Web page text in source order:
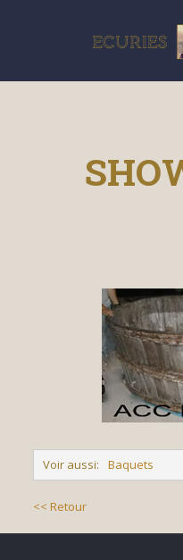
Voir aussi: Baquets
<< Retour